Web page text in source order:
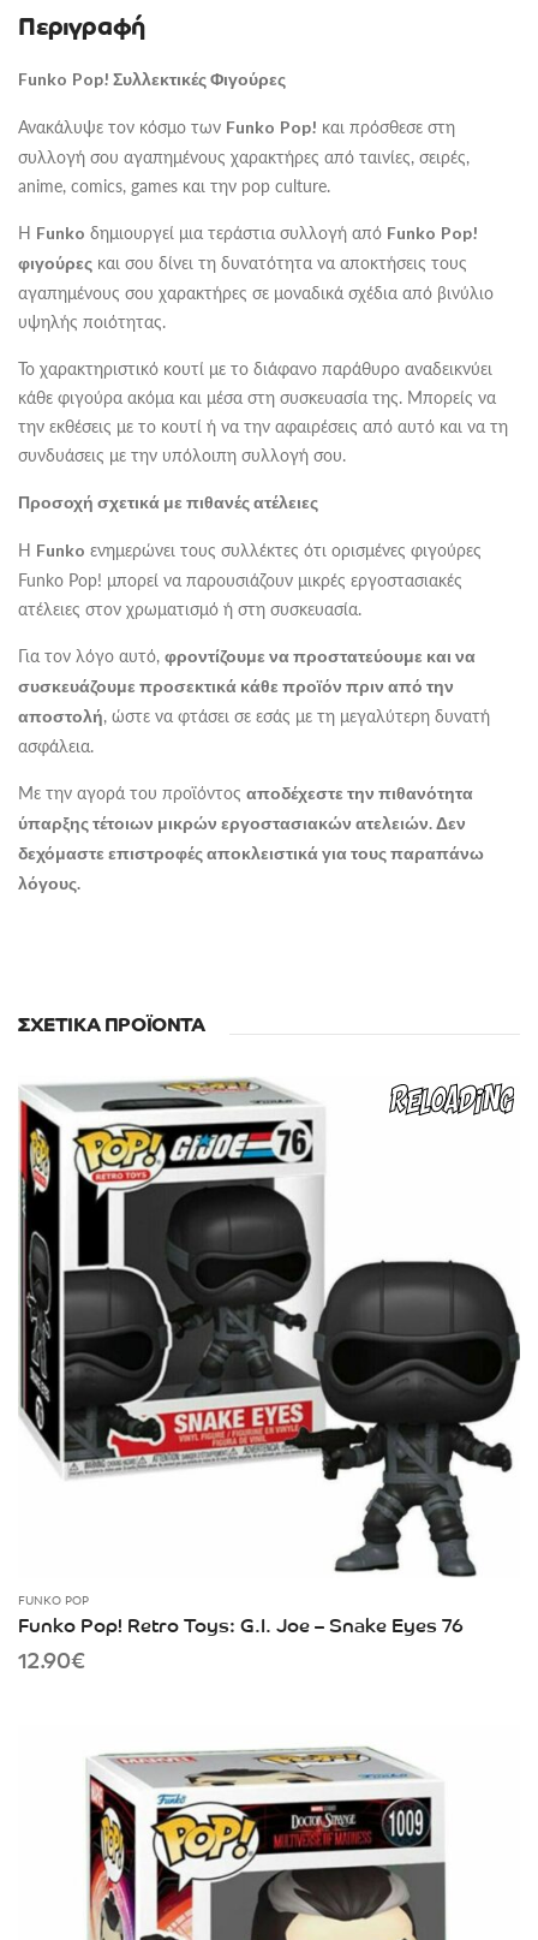
Περιγραφή
Funko Pop! Συλλεκτικές Φιγούρες
Ανακάλυψε τον κόσμο των Funko Pop! και πρόσθεσε στη
συλλογή σου αγαπημένους χαρακτήρες από ταινίες, σειρές,
anime, comics, games και την pop culture.
Η Funko δημιουργεί μια τεράστια συλλογή από Funko Pop!
φιγούρες και σου δίνει τη δυνατότητα να αποκτήσεις τους
αγαπημένους σου χαρακτήρες σε μοναδικά σχέδια από βινύλιο
υψηλής ποιότητας.
Το χαρακτηριστικό κουτί με το διάφανο παράθυρο αναδεικνύει
κάθε φιγούρα ακόμα και μέσα στη συσκευασία της. Μπορείς να
την εκθέσεις με το κουτί ή να την αφαιρέσεις από αυτό και να τη
συνδυάσεις με την υπόλοιπη συλλογή σου.
Προσοχή σχετικά με πιθανές ατέλειες
Η Funko ενημερώνει τους συλλέκτες ότι ορισμένες φιγούρες
Funko Pop! μπορεί να παρουσιάζουν μικρές εργοστασιακές
ατέλειες στον χρωματισμό ή στη συσκευασία.
Για τον λόγο αυτό, φροντίζουμε να προστατεύουμε και να
συσκευάζουμε προσεκτικά κάθε προϊόν πριν από την
αποστολή, ώστε να φτάσει σε εσάς με τη μεγαλύτερη δυνατή
ασφάλεια.
Με την αγορά του προϊόντος αποδέχεστε την πιθανότητα
ύπαρξης τέτοιων μικρών εργοστασιακών ατελειών. Δεν
δεχόμαστε επιστροφές αποκλειστικά για τους παραπάνω
λόγους.
ΣΧΕΤΙΚΆ ΠΡΟΪΌΝΤΑ
FUNKO POP
Funko Pop! Retro Toys: G.I. Joe – Snake Eyes 76
12.90€